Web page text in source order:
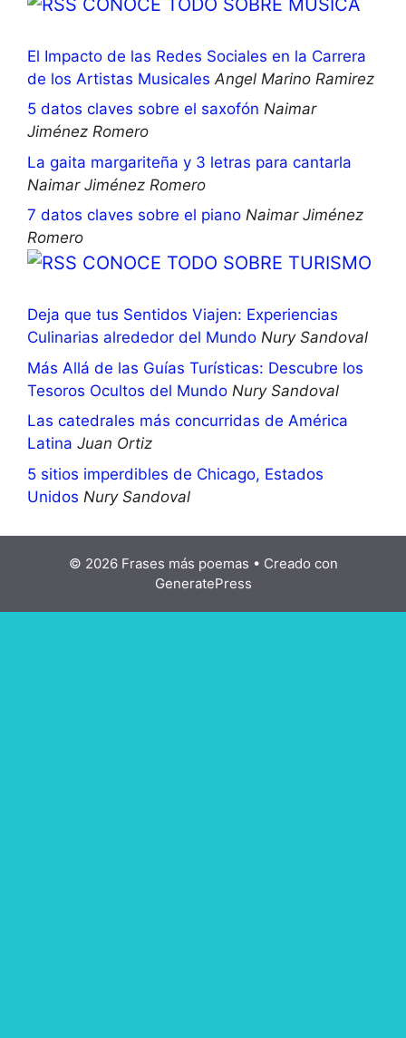
El Impacto de las Redes Sociales en la Carrera
de los Artistas Musicales Angel Marino Ramirez
5 datos claves sobre el saxofón Naimar
Jiménez Romero
La gaita margariteña y 3 letras para cantarla
Naimar Jiménez Romero
7 datos claves sobre el piano Naimar Jiménez
Romero
CONOCE TODO SOBRE TURISMO
Deja que tus Sentidos Viajen: Experiencias
Culinarias alrededor del Mundo Nury Sandoval
Más Allá de las Guías Turísticas: Descubre los
Tesoros Ocultos del Mundo Nury Sandoval
Las catedrales más concurridas de América
Latina Juan Ortiz
5 sitios imperdibles de Chicago, Estados
Unidos Nury Sandoval
© 2026 Frases más poemas • Creado con
GeneratePress